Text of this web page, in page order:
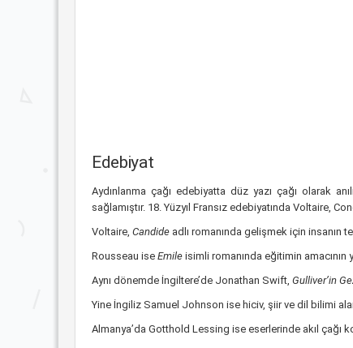
Edebiyat
Aydınlanma çağı edebiyatta düz yazı çağı olarak
sağlamıştır. 18. Yüzyıl Fransız edebiyatında Voltaire,
Voltaire, Candide adlı romanında gelişmek için
Rousseau ise Emile isimli romanında eğitimin
Aynı dönemde İngiltere’de Jonathan Swift, Gulliver’in
Yine İngiliz Samuel Johnson ise hiciv, şiir ve dil bilimi
Almanya’da Gotthold Lessing ise eserlerinde akıl çağı